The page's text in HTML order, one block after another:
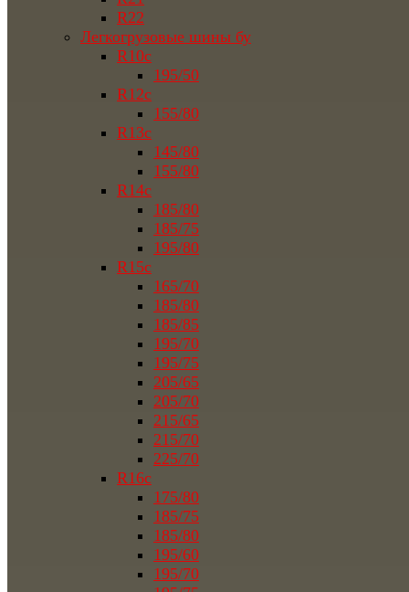
R22
Легкогрузовые шины бу
R10c
195/50
R12c
155/80
R13c
145/80
155/80
R14c
185/80
185/75
195/80
R15c
165/70
185/80
185/85
195/70
195/75
205/65
205/70
215/65
215/70
225/70
R16c
175/80
185/75
185/80
195/60
195/70